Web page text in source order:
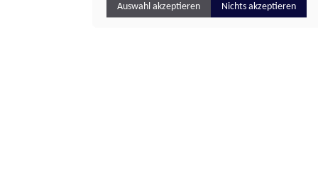
Auswahl akzeptieren Nichts akzeptieren